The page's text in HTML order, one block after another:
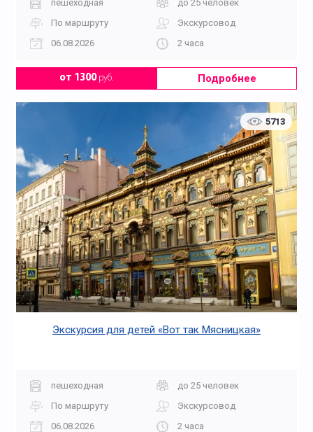
пешеходная
до 25 человек
По маршруту
Экскурсовод
06.08.2026
2 часа
от 1300руб. Подробнее
5713
Экскурсия для детей «Вот так Мясницкая»
пешеходная
до 25 человек
По маршруту
Экскурсовод
06.08.2026
2 часа